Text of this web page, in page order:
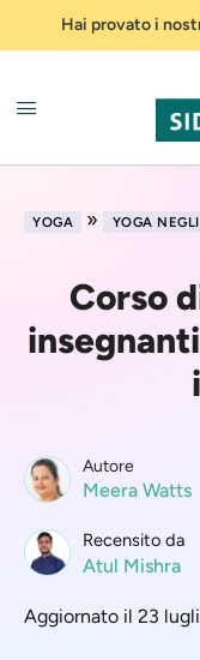
Hai provato i
YOGA » YOGA
Corso
Autore
Meera Watts
Recensito da
Atul Mishra
Aggiornato il 23